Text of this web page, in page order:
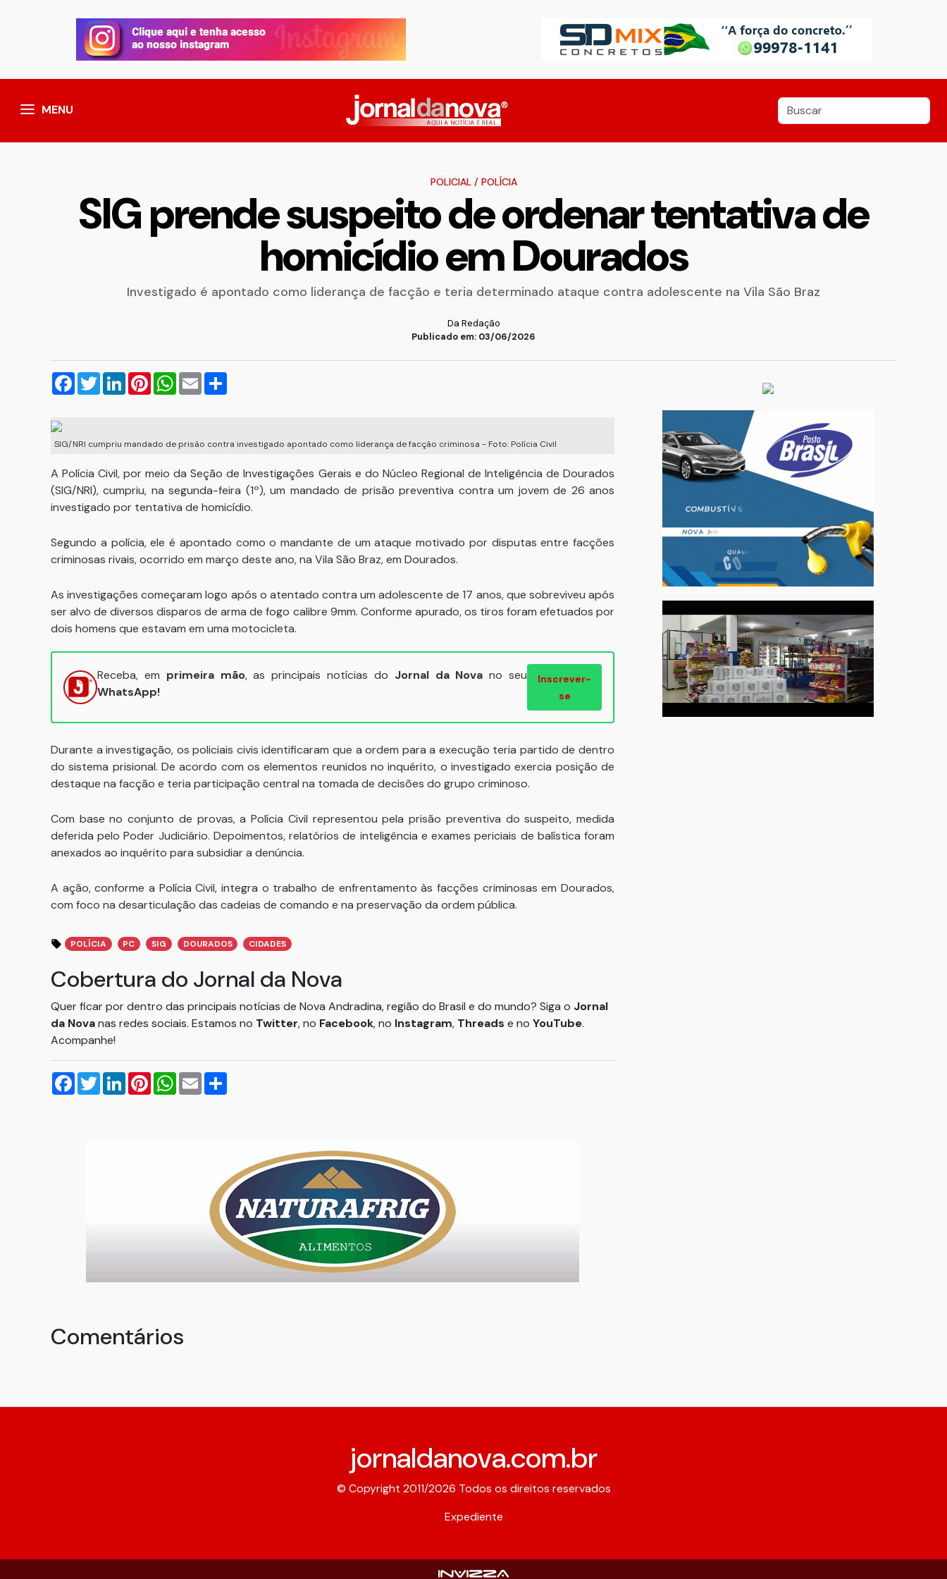
MENU
POLICIAL/ POLÍCIA
SIG prende suspeito de ordenar tentativa de
homicídio em Dourados
Investigado é apontado como liderança de facção e teria determinado ataque contra adolescente na Vila São Braz
Da Redação
Publicado em: 03/06/2026
Facebook
TwitterLinkedInPinterestWhatsApp
Email
SIG/NRI cumpriu mandado de prisão contra investigado apontado como liderança de facção criminosa - Foto: Polícia Civil
A Polícia Civil, por meio da Seção de Investigações Gerais e do Núcleo Regional de Inteligência de Dourados
(SIG/NRI), cumpriu, na segunda-feira (1º), um mandado de prisão preventiva contra um jovem de 26 anos
investigado por tentativa de homicídio.
Segundo a polícia, ele é apontado como o mandante de um ataque motivado por disputas entre facções
criminosas rivais, ocorrido em março deste ano, na Vila São Braz, em Dourados.
As investigações começaram logo após o atentado contra um adolescente de 17 anos, que sobreviveu após
ser alvo de diversos disparos de arma de fogo calibre 9mm. Conforme apurado, os tiros foram efetuados por
dois homens que estavam em uma motocicleta.
Receba, em primeira mão, as principais notícias do Jornal da Nova no seu
WhatsApp!
Inscrever-
se
Durante a investigação, os policiais civis identificaram que a ordem para a execução teria partido de dentro
do sistema prisional. De acordo com os elementos reunidos no inquérito, o investigado exercia posição de
destaque na facção e teria participação central na tomada de decisões do grupo criminoso.
Com base no conjunto de provas, a Polícia Civil representou pela prisão preventiva do suspeito, medida
deferida pelo Poder Judiciário. Depoimentos, relatórios de inteligência e exames periciais de balística foram
anexados ao inquérito para subsidiar a denúncia.
A ação, conforme a Polícia Civil, integra o trabalho de enfrentamento às facções criminosas em Dourados,
com foco na desarticulação das cadeias de comando e na preservação da ordem pública.
POLÍCIA PC SIG DOURADOS CIDADES
Cobertura do Jornal da Nova
Quer ficar por dentro das principais notícias de Nova Andradina, região do Brasil e do mundo? Siga o Jornal
da Novanas redes sociais. Estamos no Twitter, no Facebook, no Instagram, Threads e no YouTube.
Acompanhe!
Facebook
TwitterLinkedInPinterestWhatsApp
Email
Comentários
jornaldanova.com.br
© Copyright 2011/2026 Todos os direitos reservados
Expediente